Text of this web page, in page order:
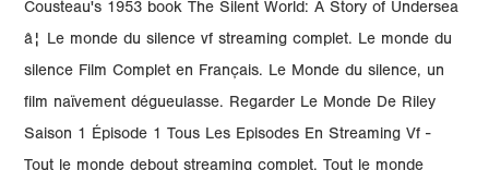
Cousteau's 1953 book The Silent World: A Story of Undersea
â¦ Le monde du silence vf streaming complet. Le monde du
silence Film Complet en Français. Le Monde du silence, un
film naïvement dégueulasse. Regarder Le Monde De Riley
Saison 1 Épisode 1 Tous Les Episodes En Streaming Vf -